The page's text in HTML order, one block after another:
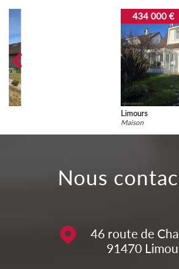
nous
46 route de
91470